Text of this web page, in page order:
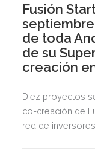
Fusión
de toda
de su
creación
Diez proyectos
co-creación de
red de